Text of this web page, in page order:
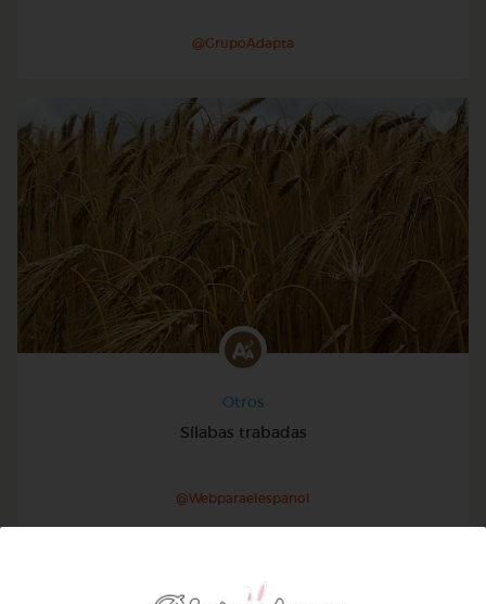
@GrupoAdapta
Otros
Sílabas trabadas
@Webparaelespanol